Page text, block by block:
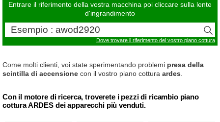
Entrare il riferimento della vostra macchina poi cliccare sulla lente
d'ingrandimento
Dove trovare il riferimento del vostro piano cottura
Come molti clienti, voi state sperimentando problemi presa della
scintilla di accensione con il vostro piano cottura ardes
Con il motore di ricerca, troverete i pezzi di ricambio piano
cottura ARDES dei apparecchi più venduti.